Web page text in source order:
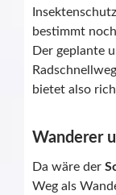
bestimmt
Der geplante
bietet also
Wanderer
Da wäre der
Weg als